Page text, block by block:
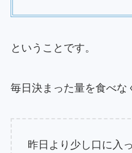
ということです。
毎日決まった量を食べな
昨日より少し口に入っ